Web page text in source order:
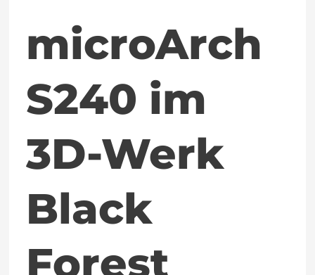
microArch
S240 im
3D-Werk
Black
Forest